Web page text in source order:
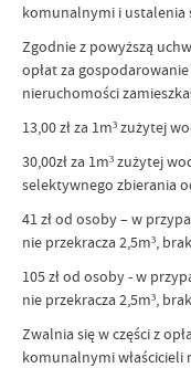
komunalnymi i ustalenia
Zgodnie z powyższą
opłat za
nieruchomości
13,00 zł za 1m³ zużytej
30,00zł za 1m³ zużytej
selektywnego zbierania
41 zł od osoby – w
nie przekracza 2,5m³,
105 zł od osoby - w
nie przekracza 2,5m³,
Zwalnia się w części z
komunalnymi